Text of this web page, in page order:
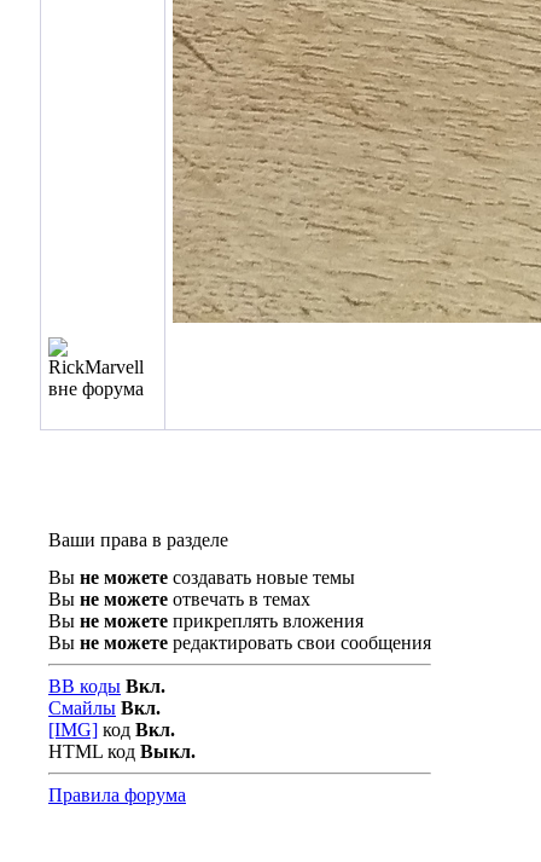
Ваши права в разделе
Вы не можете создавать новые темы
Вы не можете отвечать в темах
Вы не можете прикреплять вложения
Вы не можете редактировать свои сообщения
BB коды Вкл.
Смайлы Вкл.
[IMG] код Вкл.
HTML код Выкл.
Правила форума